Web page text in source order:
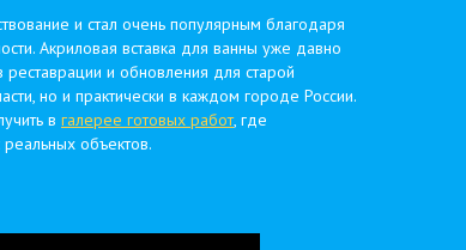
и стал очень популярным благодаря
Акриловая вставка для ванны уже давно
и обновления для старой
но и практически в каждом городе России.
в галереe готовых работ, где
объектов.